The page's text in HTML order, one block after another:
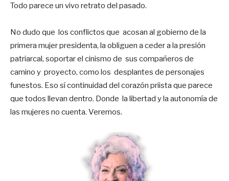
Todo parece un vivo retrato del pasado.
No dudo que los conflictos que acosan al gobierno de la
primera mujer presidenta, la obliguen a ceder a la presión
patriarcal, soportar el cinismo de sus compañeros de
camino y proyecto, como los desplantes de personajes
funestos. Eso sí continuidad del corazón priista que parece
que todos llevan dentro. Donde la libertad y la autonomía de
las mujeres no cuenta. Veremos.